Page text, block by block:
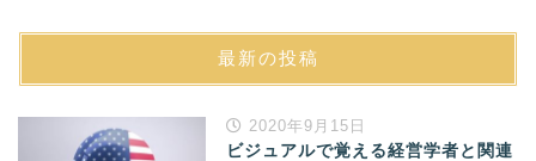
最新の投稿
2020年9月15日
ビジュアルで覚える経営学者と関連